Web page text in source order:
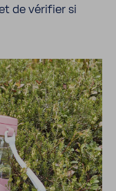
de véri­fier si